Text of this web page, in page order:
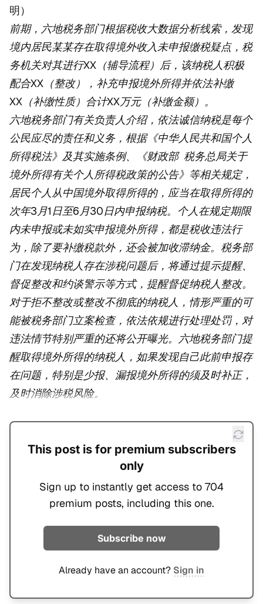
明）
前期，六地税务部门根据税收大数据分析线索，发现
境内居民某某存在取得境外收入未申报缴税疑点，税
务机关对其进行XX（辅导流程）后，该纳税人积极
配合XX（整改），补充申报境外所得并依法补缴
XX（补缴性质）合计XX万元（补缴金额）。
六地税务部门有关负责人介绍，依法诚信纳税是每个
公民应尽的责任和义务，根据《中华人民共和国个人
所得税法》及其实施条例、《财政部 税务总局关于
境外所得有关个人所得税政策的公告》等相关规定，
居民个人从中国境外取得所得的，应当在取得所得的
次年3月1日至6月30日内申报纳税。个人在规定期限
内未申报或未如实申报境外所得，都是税收违法行
为，除了要补缴税款外，还会被加收滞纳金。税务部
门在发现纳税人存在涉税问题后，将通过提示提醒、
督促整改和约谈警示等方式，提醒督促纳税人整改。
对于拒不整改或整改不彻底的纳税人，情形严重的可
能被税务部门立案检查，依法依规进行处理处罚，对
违法情节特别严重的还将公开曝光。六地税务部门提
醒取得境外所得的纳税人，如果发现自己此前申报存
在问题，特别是少报、漏报境外所得的须及时补正，
及时消除涉税风险。
This post is for premium subscribers
only
Sign up to instantly get access to 704
premium posts, including this one.
Subscribe now
Already have an account? Sign in